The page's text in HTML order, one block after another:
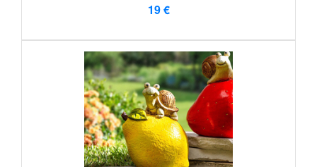
19 €